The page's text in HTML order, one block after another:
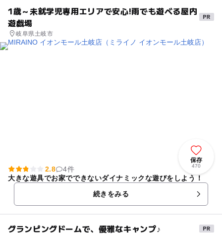
1歳～未就学児専用エリアで安心!雨でも遊べる屋内
遊戯場
岐阜県土岐市
保存
470
2.8
4件
大きな遊具でお家でできないダイナミックな遊びをしよう！
続きをみる
グランピングドームで、優雅なキャンプ♪